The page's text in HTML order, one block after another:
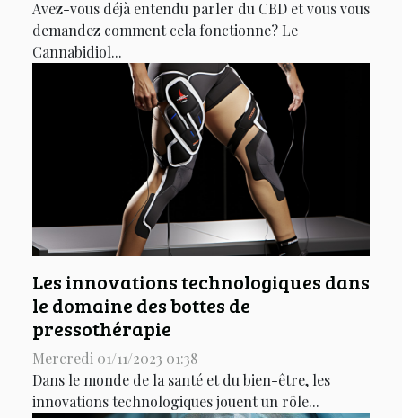
Avez-vous déjà entendu parler du CBD et vous vous
demandez comment cela fonctionne? Le
Cannabidiol...
Les innovations technologiques dans
le domaine des bottes de
pressothérapie
Mercredi 01/11/2023 01:38
Dans le monde de la santé et du bien-être, les
innovations technologiques jouent un rôle...